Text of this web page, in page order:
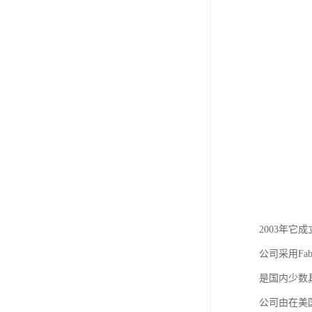
2003年它
公司采用
是国内少数
公司由在美